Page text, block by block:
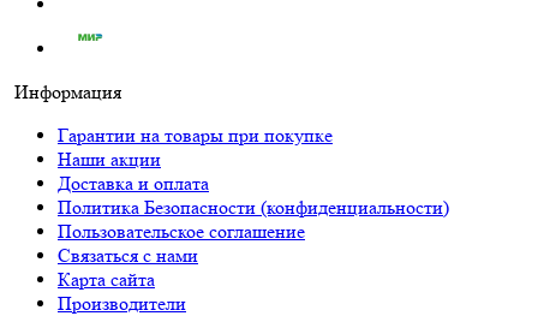
Информация
Гарантии на товары при покупке
Наши акции
Доставка и оплата
Политика Безопасности (конфиденциальности)
Пользовательское соглашение
Связаться с нами
Карта сайта
Производители